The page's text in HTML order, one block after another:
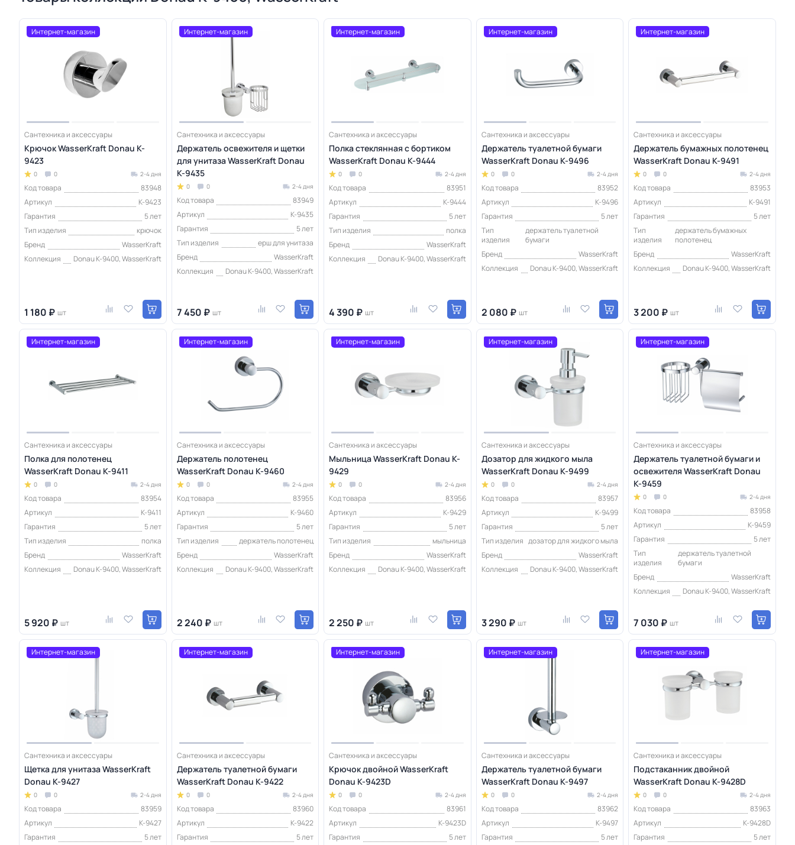
Интернет-магазин
Сантехника и аксессуары
Крючок WasserKraft Donau K-
9423
0 0 2-4 дня
Код товара
83948
Артикул
K-9423
Гарантия
5 лет
Тип изделия
крючок
Бренд
WasserKraft
Коллекция
Donau K-9400, WasserKraft
1 180 ₽ шт
Интернет-магазин
Сантехника и аксессуары
Держатель освежителя и щетки
для унитаза WasserKraft Donau
K-9435
0 0 2-4 дня
Код товара
83949
Артикул
K-9435
Гарантия
5 лет
Тип изделия
ерш для унитаза
Бренд
WasserKraft
Коллекция
Donau K-9400, WasserKraft
7 450 ₽ шт
Интернет-магазин
Сантехника и аксессуары
Полка стеклянная с бортиком
WasserKraft Donau K-9444
0 0 2-4 дня
Код товара
83951
Артикул
K-9444
Гарантия
5 лет
Тип изделия
полка
Бренд
WasserKraft
Коллекция
Donau K-9400, WasserKraft
4 390 ₽ шт
Интернет-магазин
Сантехника и аксессуары
Держатель туалетной бумаги
WasserKraft Donau K-9496
0 0 2-4 дня
Код товара
83952
Артикул
K-9496
Гарантия
5 лет
Тип
изделия
держатель туалетной
бумаги
Бренд
WasserKraft
Коллекция
Donau K-9400, WasserKraft
2 080 ₽ шт
Интернет-магазин
Сантехника и аксессуары
Держатель бумажных полотенец
WasserKraft Donau K-9491
0 0 2-4 дня
Код товара
83953
Артикул
K-9491
Гарантия
5 лет
Тип
изделия
держатель бумажных
полотенец
Бренд
WasserKraft
Коллекция
Donau K-9400, WasserKraft
3 200 ₽ шт
Интернет-магазин
Сантехника и аксессуары
Полка для полотенец
WasserKraft Donau K-9411
0 0 2-4 дня
Код товара
83954
Артикул
K-9411
Гарантия
5 лет
Тип изделия
полка
Бренд
WasserKraft
Коллекция
Donau K-9400, WasserKraft
5 920 ₽ шт
Интернет-магазин
Сантехника и аксессуары
Держатель полотенец
WasserKraft Donau K-9460
0 0 2-4 дня
Код товара
83955
Артикул
K-9460
Гарантия
5 лет
Тип изделия
держатель полотенец
Бренд
WasserKraft
Коллекция
Donau K-9400, WasserKraft
2 240 ₽ шт
Интернет-магазин
Сантехника и аксессуары
Мыльница WasserKraft Donau K-
9429
0 0 2-4 дня
Код товара
83956
Артикул
K-9429
Гарантия
5 лет
Тип изделия
мыльница
Бренд
WasserKraft
Коллекция
Donau K-9400, WasserKraft
2 250 ₽ шт
Интернет-магазин
Сантехника и аксессуары
Дозатор для жидкого мыла
WasserKraft Donau K-9499
0 0 2-4 дня
Код товара
83957
Артикул
K-9499
Гарантия
5 лет
Тип изделия дозатор для жидкого мыла
Бренд
WasserKraft
Коллекция
Donau K-9400, WasserKraft
3 290 ₽ шт
Интернет-магазин
Сантехника и аксессуары
Держатель туалетной бумаги и
освежителя WasserKraft Donau
K-9459
0 0 2-4 дня
Код товара
83958
Артикул
K-9459
Гарантия
5 лет
Тип
изделия
держатель туалетной
бумаги
Бренд
WasserKraft
Коллекция
Donau K-9400, WasserKraft
7 030 ₽ шт
Интернет-магазин
Сантехника и аксессуары
Щетка для унитаза WasserKraft
Donau K-9427
0 0 2-4 дня
Код товара
83959
Артикул
K-9427
Гарантия
5 лет
Интернет-магазин
Сантехника и аксессуары
Держатель туалетной бумаги
WasserKraft Donau K-9422
0 0 2-4 дня
Код товара
83960
Артикул
K-9422
Гарантия
5 лет
Интернет-магазин
Сантехника и аксессуары
Крючок двойной WasserKraft
Donau K-9423D
0 0 2-4 дня
Код товара
83961
Артикул
K-9423D
Гарантия
5 лет
Интернет-магазин
Сантехника и аксессуары
Держатель туалетной бумаги
WasserKraft Donau K-9497
0 0 2-4 дня
Код товара
83962
Артикул
K-9497
Гарантия
5 лет
Интернет-магазин
Сантехника и аксессуары
Подстаканник двойной
WasserKraft Donau K-9428D
0 0 2-4 дня
Код товара
83963
Артикул
K-9428D
Гарантия
5 лет